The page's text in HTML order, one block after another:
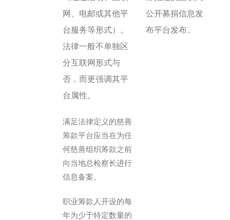
网、电邮或其他平
台服务等形式）。
法律一般不单独区
分互联网形式与
否，而更强调其平
台属性。
满足法律定义的慈善
筹款平台应当在为任
何慈善组织筹款之前
向当地总检察长进行
信息备案。
职业筹款人开设的每
年为少于特定数量的
公开募捐信息发
布平台发布。